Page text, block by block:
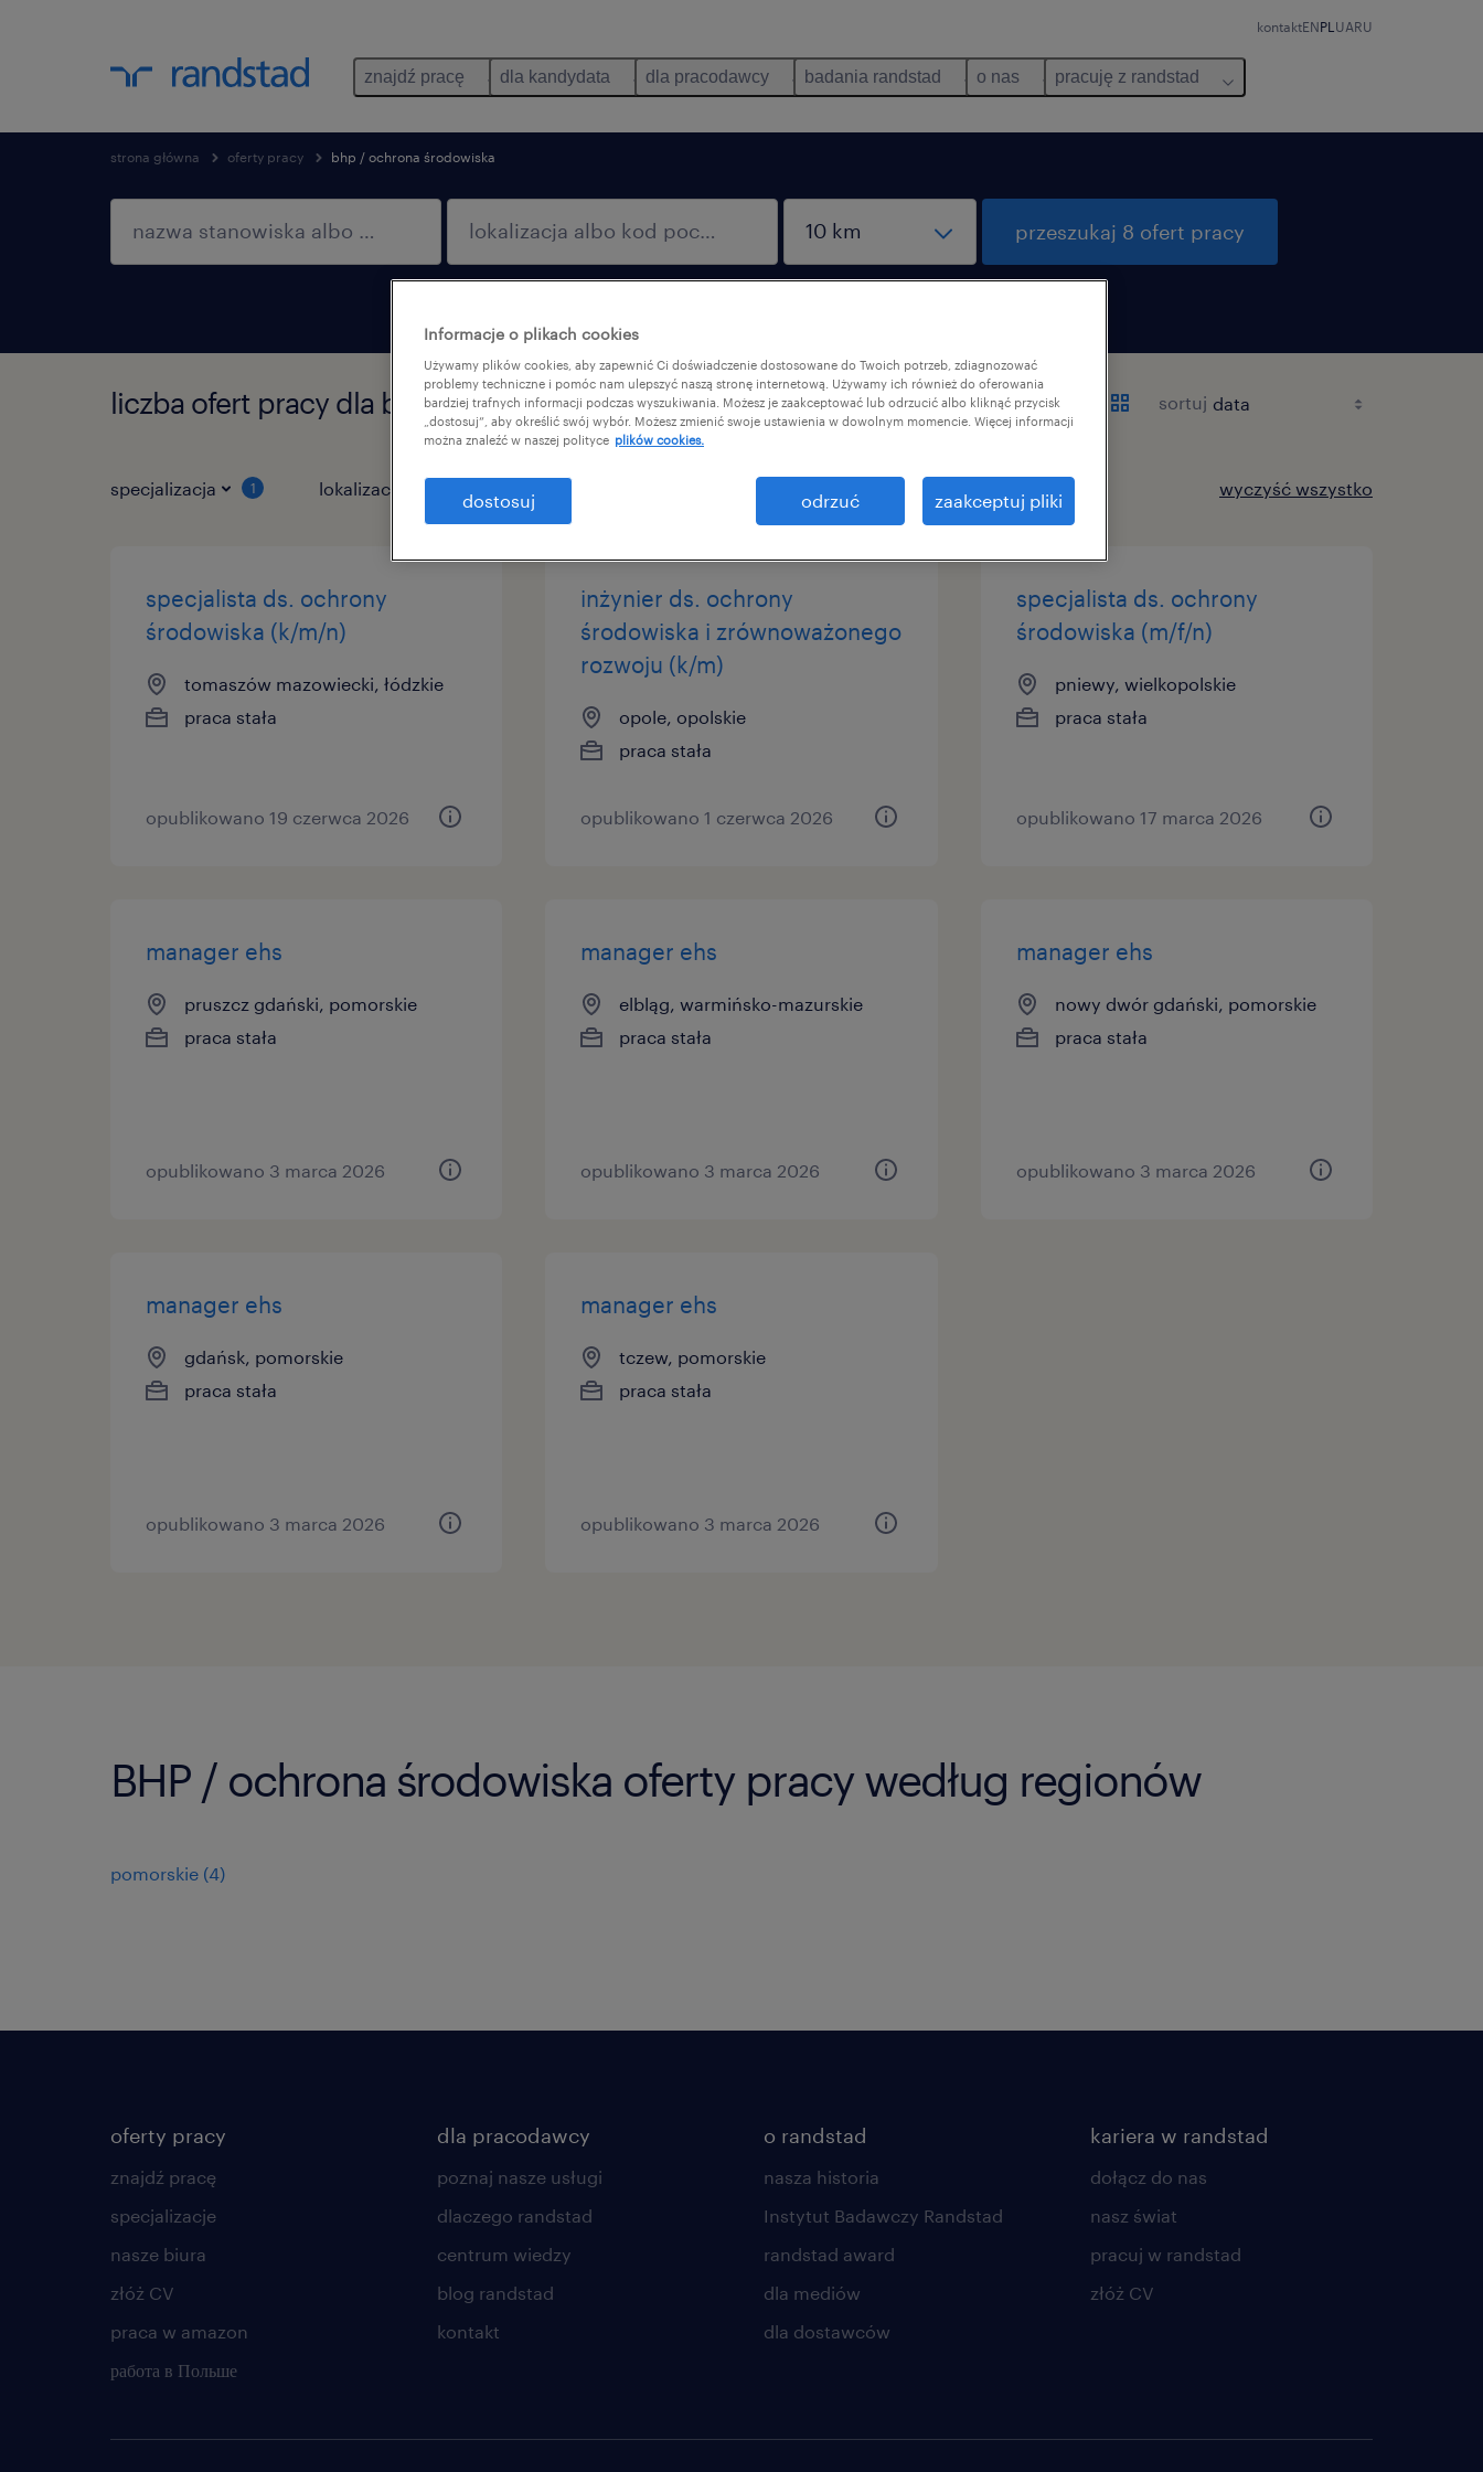
kontaktENPL UARU
znajdź pracę dla kandydata dla pracodawcy badania randstad o nas pracuję z randstad
strona główna oferty pracy bhp / ochrona środowiska
przeszukaj 8 ofert pracy
liczba ofert pracy dla bhp / ochrona środowiska: 8 sortuj
specjalizacja 1 lokalizacja rodzaje stanowiska wyczyść wszystko
specjalista ds. ochrony
środowiska (k/m/n)
tomaszów mazowiecki, łódzkie
praca stała
opublikowano 19 czerwca 2026
inżynier ds. ochrony
środowiska i zrównoważonego
rozwoju (k/m)
opole, opolskie
praca stała
opublikowano 1 czerwca 2026
specjalista ds. ochrony
środowiska (m/f/n)
pniewy, wielkopolskie
praca stała
opublikowano 17 marca 2026
manager ehs
pruszcz gdański, pomorskie
praca stała
opublikowano 3 marca 2026
manager ehs
elbląg, warmińsko-mazurskie
praca stała
opublikowano 3 marca 2026
manager ehs
nowy dwór gdański, pomorskie
praca stała
opublikowano 3 marca 2026
manager ehs
gdańsk, pomorskie
praca stała
opublikowano 3 marca 2026
manager ehs
tczew, pomorskie
praca stała
opublikowano 3 marca 2026
BHP / ochrona środowiska oferty pracy według regionów
pomorskie (4)
oferty pracy
znajdź pracę
specjalizacje
nasze biura
złóż CV
praca w amazon
работа в Польше
dla pracodawcy
poznaj nasze usługi
dlaczego randstad
centrum wiedzy
blog randstad
kontakt
o randstad
nasza historia
Instytut Badawczy Randstad
randstad award
dla mediów
dla dostawców
kariera w randstad
dołącz do nas
nasz świat
pracuj w randstad
złóż CV
Informacje o plikach cookies
Używamy plików cookies, aby zapewnić Ci doświadczenie dostosowane do Twoich potrzeb, zdiagnozować
problemy techniczne i pomóc nam ulepszyć naszą stronę internetową. Używamy ich również do oferowania
bardziej trafnych informacji podczas wyszukiwania. Możesz je zaakceptować lub odrzucić albo kliknąć przycisk
„dostosuj”, aby określić swój wybór. Możesz zmienić swoje ustawienia w dowolnym momencie. Więcej informacji
można znaleźć w naszej polityce plików cookies.
dostosuj odrzuć zaakceptuj pliki